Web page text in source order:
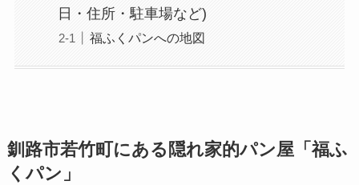
日・住所・駐車場など)
福ふくパンへの地図
釧路市若竹町にある隠れ家的パン屋「福ふ
くパン」